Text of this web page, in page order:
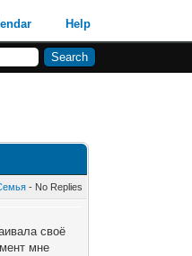
Help
- No Replies
своё
мне